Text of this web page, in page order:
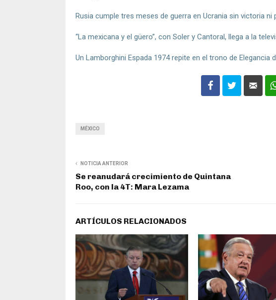
Rusia cumple tres meses de guerra en Ucrania sin victoria ni
“La mexicana y el güero”, con Soler y Cantoral, llega a la
Un Lamborghini Espada 1974 repite en el trono de Elegancia
MÉXICO
NOTICIA ANTERIOR
Se reanudará crecimiento de Quintana
Roo, con la 4T: Mara Lezama
ARTÍCULOS RELACIONADOS